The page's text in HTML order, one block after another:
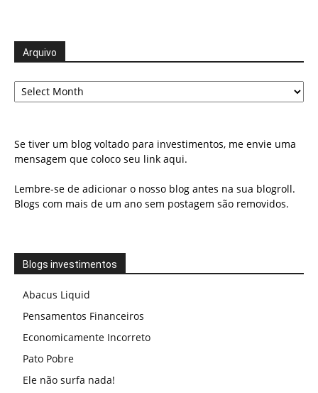
Arquivo
Arquivo
Se tiver um blog voltado para investimentos, me envie uma
mensagem que coloco seu link aqui.
Lembre-se de adicionar o nosso blog antes na sua blogroll.
Blogs com mais de um ano sem postagem são removidos.
Blogs investimentos
Abacus Liquid
Pensamentos Financeiros
Economicamente Incorreto
Pato Pobre
Ele não surfa nada!